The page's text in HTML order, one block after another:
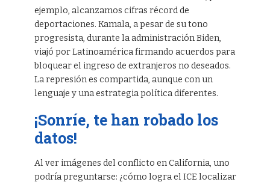
ejemplo, alcanzamos cifras récord de
deportaciones. Kamala, a pesar de su tono
progresista, durante la administración Biden,
viajó por Latinoamérica firmando acuerdos para
bloquear el ingreso de extranjeros no deseados.
La represión es compartida, aunque con un
lenguaje y una estrategia política diferentes.
¡Sonríe, te han robado los
datos!
Al ver imágenes del conflicto en California, uno
podría preguntarse: ¿cómo logra el ICE localizar